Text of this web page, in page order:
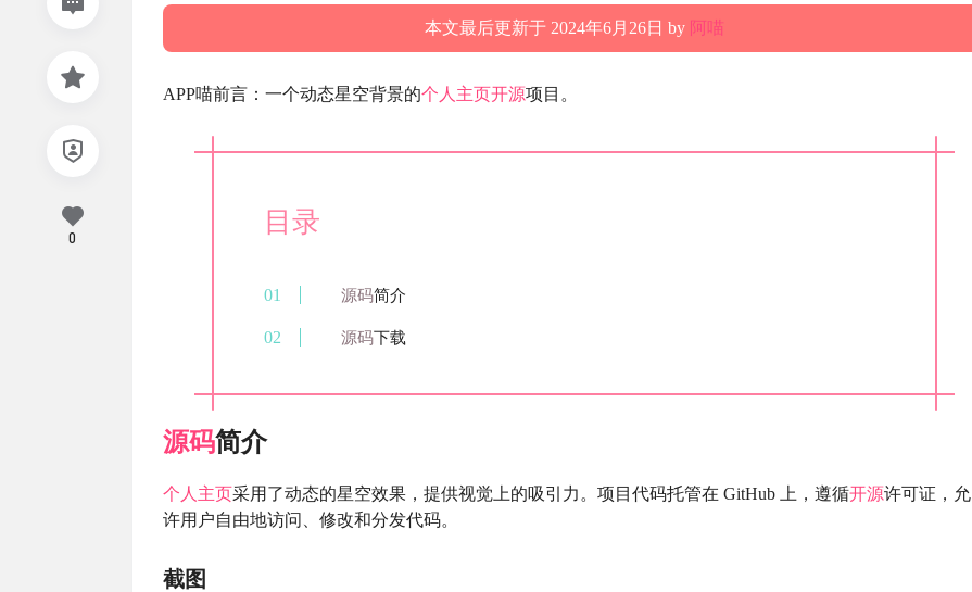
本文最后更新于 2024年6月26日 by 阿喵
APP喵前言：一个动态星空背景的个人主页开源项目。
目录
源码简介
源码下载
源码简介
个人主页采用了动态的星空效果，提供视觉上的吸引力。项目代码托管在 GitHub 上，遵循开源许可证，允
许用户自由地访问、修改和分发代码。
截图
0